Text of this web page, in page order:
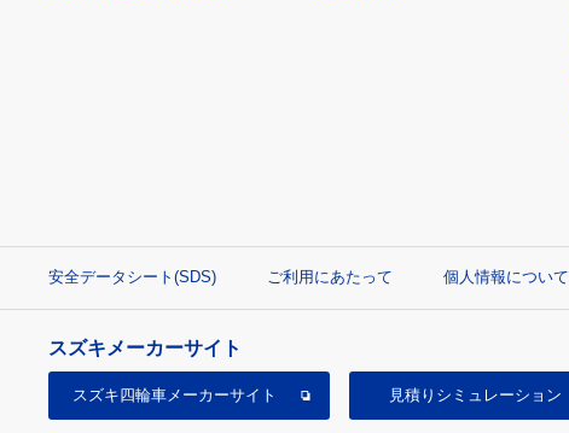
安全データシート(SDS) ご利用にあたって 個人情報について
スズキメーカーサイト
スズキ四輪車メーカーサイト 見積り シミュレーション